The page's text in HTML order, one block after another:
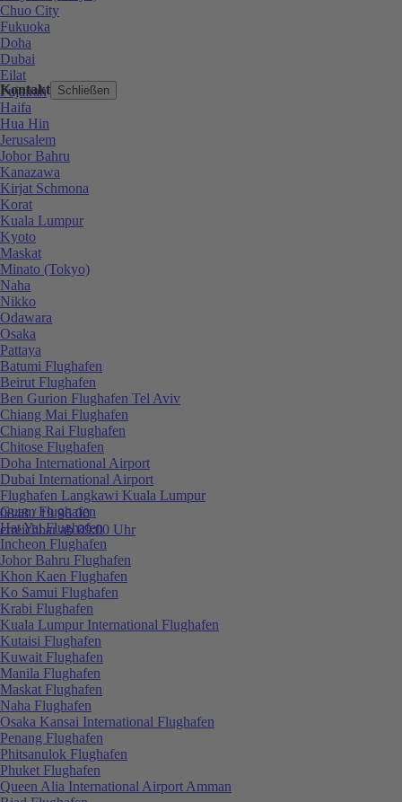
Kontakt Schließen
0848 / 19 96 00
erreichbar ab 09:00 Uhr
Chuo City
Fukuoka
Doha
Dubai
Eilat
Fujairah
Haifa
Hua Hin
Jerusalem
Johor Bahru
Kanazawa
Kirjat Schmona
Korat
Kuala Lumpur
Kyoto
Maskat
Minato (Tokyo)
Naha
Nikko
Odawara
Osaka
Pattaya
Batumi Flughafen
Beirut Flughafen
Ben Gurion Flughafen Tel Aviv
Chiang Mai Flughafen
Chiang Rai Flughafen
Chitose Flughafen
Doha International Airport
Dubai International Airport
Flughafen Langkawi Kuala Lumpur
Guam Flughafen
Hat Yai Flughafen
Incheon Flughafen
Johor Bahru Flughafen
Khon Kaen Flughafen
Ko Samui Flughafen
Krabi Flughafen
Kuala Lumpur International Flughafen
Kutaisi Flughafen
Kuwait Flughafen
Manila Flughafen
Maskat Flughafen
Naha Flughafen
Osaka Kansai International Flughafen
Penang Flughafen
Phitsanulok Flughafen
Phuket Flughafen
Queen Alia International Airport Amman